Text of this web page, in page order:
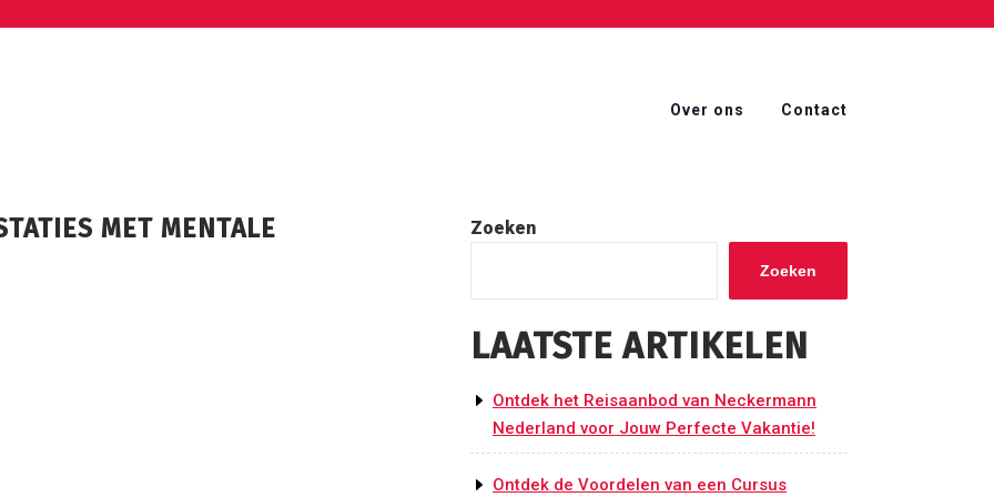
Over ons Contact
MET MENTALE
Zoeken
Zoeken
LAATSTE ARTIKELEN
Ontdek het Reisaanbod van Neckermann
Nederland voor Jouw Perfecte Vakantie!
Ontdek de Voordelen van een Cursus